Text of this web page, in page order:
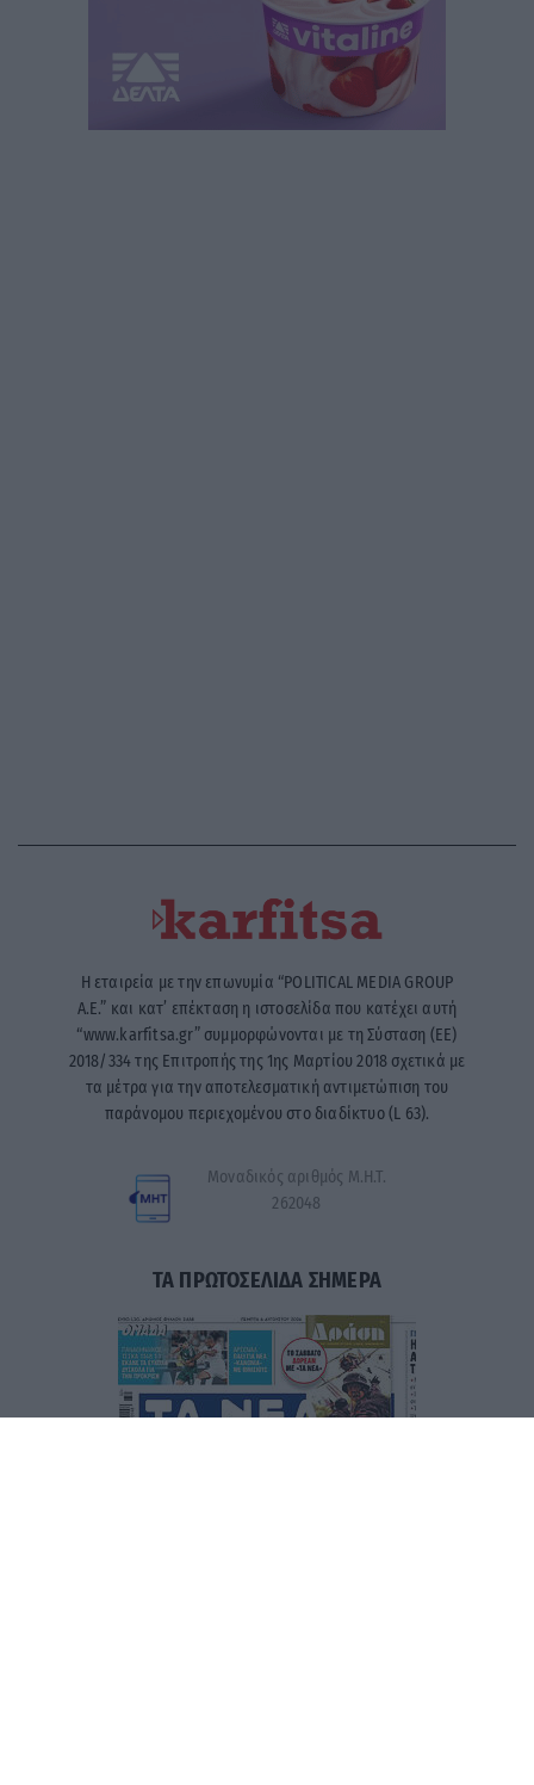
Η εταιρεία με την επωνυμία “POLITICAL MEDIA GROUP
A.E.” και κατ’ επέκταση η ιστοσελίδα που κατέχει αυτή
“www.karfitsa.gr” συμμορφώνονται με τη Σύσταση (ΕΕ)
2018/334 της Επιτροπής της 1ης Μαρτίου 2018 σχετικά με
τα μέτρα για την αποτελεσματική αντιμετώπιση του
παράνομου περιεχομένου στο διαδίκτυο (L 63).
Μοναδικός αριθμός Μ.Η.Τ.
262048
ΤΑ ΠΡΩΤΟΣΕΛΙΔΑ ΣΗΜΕΡΑ